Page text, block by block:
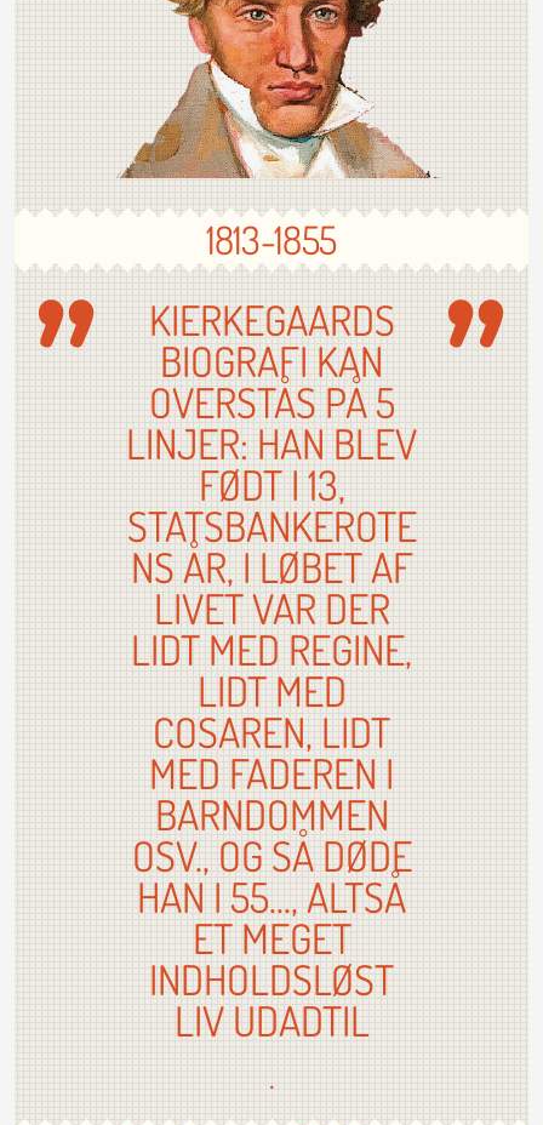
1813-1855
KIERKEGAARDS
BIOGRAFI KAN
OVERSTÅS PÅ 5
LINJER: HAN BLEV
FØDT I 13,
STATSBANKEROTE
NS ÅR, I LØBET AF
LIVET VAR DER
LIDT MED REGINE,
LIDT MED
COSAREN, LIDT
MED FADEREN I
BARNDOMMEN
OSV., OG SÅ DØDE
HAN I 55..., ALTSÅ
ET MEGET
INDHOLDSLØST
LIV UDADTIL
.